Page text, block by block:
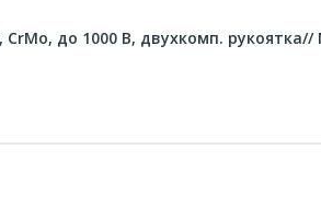
до 1000 В, двухкомп.